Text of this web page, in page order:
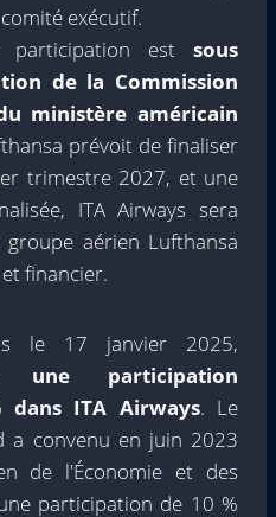
exécutif.
participation est sous
de la Commission
ministère américain
prévoit de finaliser
trimestre 2027, et une
ITA Airways sera
aérien Lufthansa
financier.
le 17 janvier 2025,
une participation
ITA Airways. Le
a convenu en juin 2023
de l'Économie et des
participation de 10 %